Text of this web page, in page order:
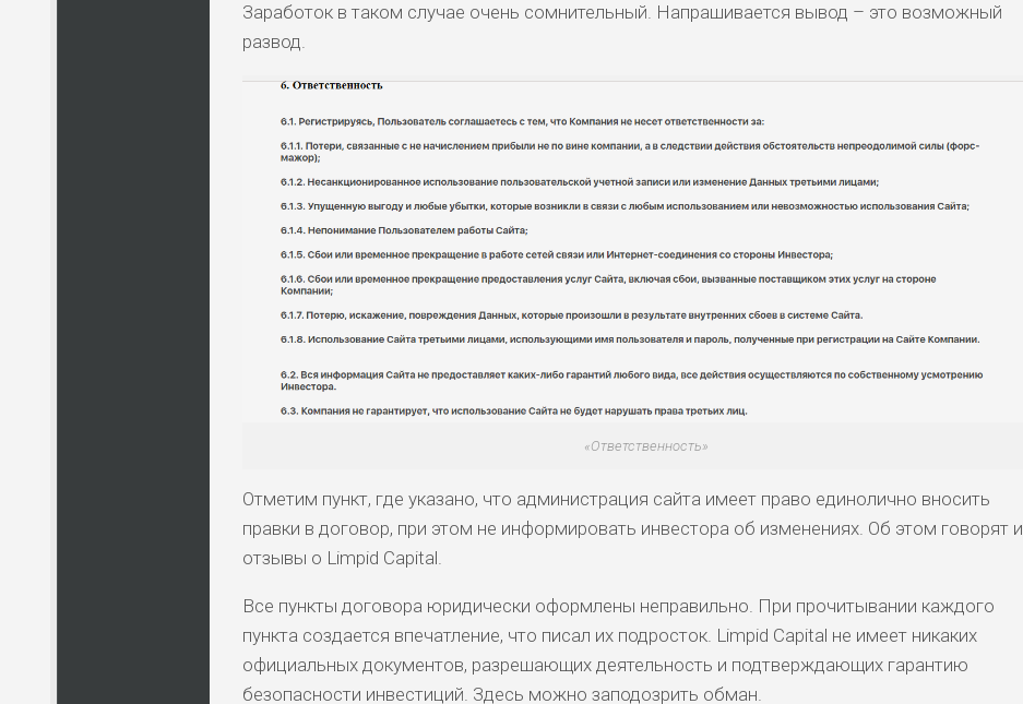
Заработок в таком случае очень сомнительный. Напрашивается вывод – это возможный
развод.
«Ответственность»
Отметим пункт, где указано, что администрация сайта имеет право единолично вносить
правки в договор, при этом не информировать инвестора об изменениях. Об этом говорят и
отзывы о Limpid Capital.
Все пункты договора юридически оформлены неправильно. При прочитывании каждого
пункта создается впечатление, что писал их подросток. Limpid Capital не имеет никаких
официальных документов, разрешающих деятельность и подтверждающих гарантию
безопасности инвестиций. Здесь можно заподозрить обман.